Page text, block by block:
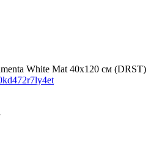
White Mat 40x120 см (DRST)